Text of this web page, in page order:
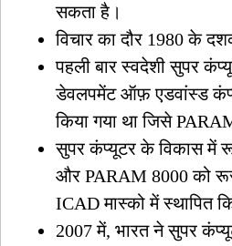
सकता है।
विचार का दौर 1980 के
पहली बार स्वदेशी सुपर
डेवलपमेंट ऑफ़ एडवांस्ड
किया गया था जिसे
सुपर कंप्यूटर के विकास में
और PARAM 8000 को
ICAD मास्को में स्थापित
2007 में, भारत ने सुपर